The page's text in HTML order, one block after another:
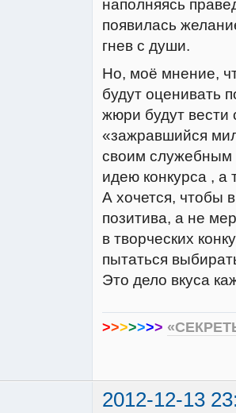
наполняясь
появилась
гнев с души.
Но, моё мнение,
будут оценивать
жюри будут вести
«зажравшийся
своим служебным
идею конкурса , а
А хочется, чтобы
позитива, а не
в творческих
пытаться
Это дело вкуса
>>>>>>>
2012-12-13